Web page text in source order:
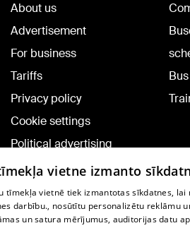
About us
Advertisement
For business
Tariffs
Privacy policy
Cookie settings
Political advertising
Cookie policy
Commenting terms
TV program
vietne izmanto
tīmekļa vietnē tiek izmantotas sīkdatnes,
darbību., nosūtītu personalizētu reklāmu
un satura mērījumus, auditorijas datu